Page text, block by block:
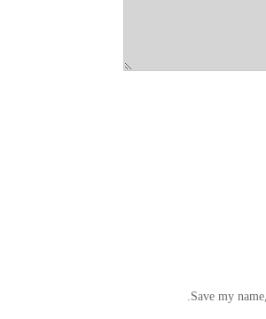
Save my